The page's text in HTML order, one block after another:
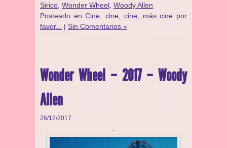
Sirico Wonder Wheel Woody Allen
Posteado enCine, cine, cine, más cine por
favor...
| Sin Comentarios »
Wonder Wheel – 2017 – Woody
Allen
26/12/2017